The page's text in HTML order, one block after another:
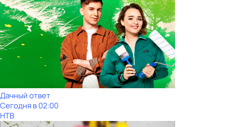
Дачный ответ
Сегодня в 02:00
НТВ